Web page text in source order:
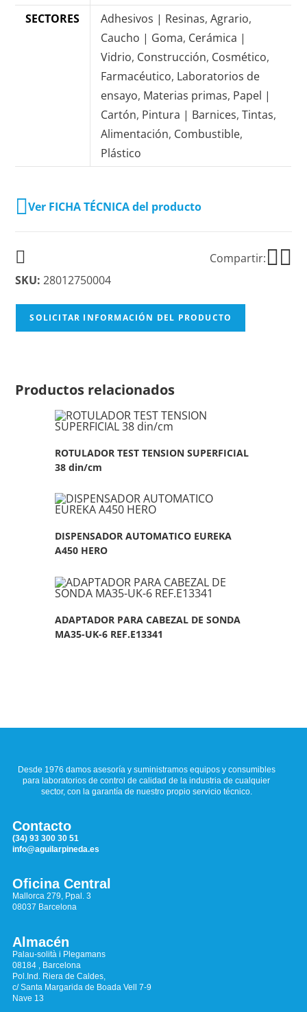
SECTORES
Adhesivos | Resinas,Agrario,
Caucho | Goma, Cerámica |
Vidrio, Construcción, Cosmético,
Farmacéutico, Laboratorios de
ensayo, Materias primas, Papel |
Cartón, Pintura | Barnices,Tintas,
Alimentación, Combustible,
Plástico
Ver FICHA TÉCNICA del producto
Compartir:
SKU: 28012750004
SOLICITAR INFORMACIÓN DEL PRODUCTO
Productos relacionados
ROTULADOR TEST TENSION SUPERFICIAL
38 din/cm
DISPENSADOR AUTOMATICO EUREKA
A450 HERO
ADAPTADOR PARA CABEZAL DE SONDA
MA35-UK-6 REF.E13341
Desde 1976 damos asesoría y suministramos equipos y consumibles
para laboratorios de control de calidad de la industria de cualquier
sector, con la garantía de nuestro propio servicio técnico.
Contacto
(34) 93 300 30 51
info@aguilarpineda.es
Oficina Central
Mallorca 279, Ppal. 3
08037 Barcelona
Almacén
Palau-solità i Plegamans
08184 , Barcelona
Pol.Ind. Riera de Caldes,
c/ Santa Margarida de Boada Vell 7-9
Nave 13